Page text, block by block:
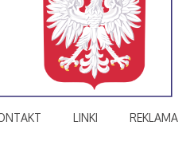
LINKI REKLAMA